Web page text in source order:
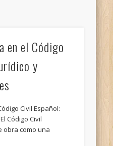
en el Código
y
Civil Español:
Código Civil
obra como una